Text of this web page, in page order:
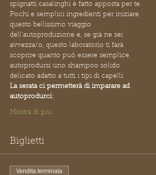
spignatti casalinghi è fatto apposta per te.
Pochi e semplici ingredienti per iniziare
questo bellissimo viaggio
dell'autoproduzione e, se già ne sei
avvezza/o, questo laboratorio ti farà
scoprire quanto può essere semplice
autoprodursi uno shampoo solido
delicato adatto a tutti i tipi di capelli.
La serata ci permetterà di imparare ad
autoprodurci:
Mostra di più
Biglietti
Vendita terminata